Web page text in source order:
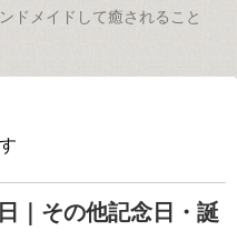
ドメイドして癒されること
｜その他記念日・誕